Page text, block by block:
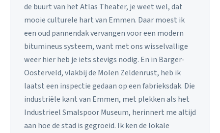
de buurt van het Atlas Theater, je weet wel, dat
mooie culturele hart van Emmen. Daar moest ik
een oud pannendak vervangen voor een modern
bitumineus systeem, want met ons wisselvallige
weer hier heb je iets stevigs nodig. En in Barger-
Oosterveld, vlakbij de Molen Zeldenrust, heb ik
laatst een inspectie gedaan op een fabrieksdak. Die
industriële kant van Emmen, met plekken als het
Industrieel Smalspoor Museum, herinnert me altijd
aan hoe de stad is gegroeid. Ik ken de lokale